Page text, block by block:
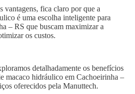
vantagens, fica claro por que a
é uma escolha inteligente para
– RS que buscam maximizar a
os custos.
detalhadamente os benefícios
macaco hidráulico em Cachoeirinha –
oferecidos pela Manuttech.